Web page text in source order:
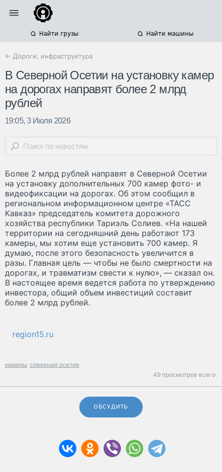
Найти грузы Найти машины
← Дороги, инфраструктура
В Северной Осетии на установку камер
на дорогах направят более 2 млрд
рублей
19:05, 3 Июля 2026
Более 2 млрд рублей направят в Северной Осетии
на установку дополнительных 700 камер фото- и
видеофиксации на дорогах. Об этом сообщил в
региональном информационном центре «ТАСС
Кавказ» председатель комитета дорожного
хозяйства республики Тариэль Солиев. «На нашей
территории на сегодняшний день работают 173
камеры, мы хотим еще установить 700 камер. Я
думаю, после этого безопасность увеличится в
разы. Главная цель — чтобы не было смертности на
дорогах, и травматизм свести к нулю», — сказал он.
В настоящее время ведется работа по утверждению
инвестора, общий объем инвестиций составит
более 2 млрд рублей.
region15.ru
камеры северная осетия
49 просмотров всего.
ОБСУДИТЬ